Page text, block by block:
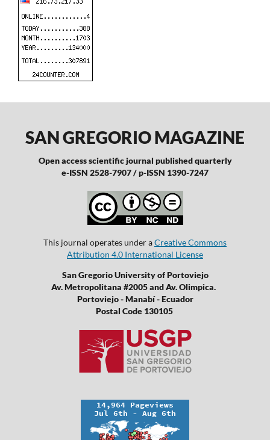
SAN GREGORIO MAGAZINE
Open access scientific journal published quarterly
e-ISSN 2528-7907 / p-ISSN 1390-7247
This journal operates under aCreative Commons
Attribution 4.0 International License
San Gregorio University of Portoviejo
Av. Metropolitana #2005 and Av. Olimpica.
Portoviejo - Manabí - Ecuador
Postal Code 130105